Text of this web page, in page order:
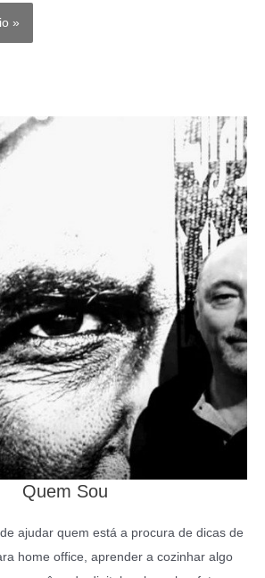
Quem Sou
ajudar quem está a procura de dicas de
home office, aprender a cozinhar algo